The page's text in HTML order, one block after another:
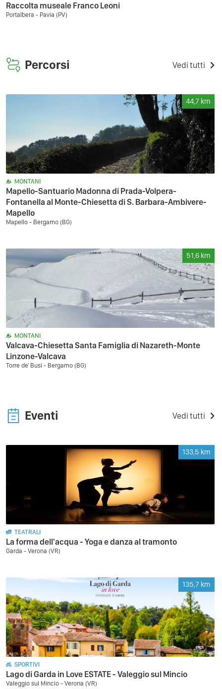
Raccolta museale Franco Leoni
Portalbera - Pavia (PV)
Percorsi Vedi tutti
44,7 km
MONTANI
Mapello-Santuario Madonna di Prada-Volpera-
Fontanella al Monte-Chiesetta di S. Barbara-Ambivere-
Mapello
Mapello - Bergamo (BG)
51,6 km
MONTANI
Valcava-Chiesetta Santa Famiglia di Nazareth-Monte
Linzone-Valcava
Torre de' Busi - Bergamo (BG)
Eventi Vedi tutti
133,5 km
TEATRALI
La forma dell'acqua - Yoga e danza al tramonto
Garda - Verona (VR)
135,7 km
SPORTIVI
Lago di Garda in Love ESTATE - Valeggio sul Mincio
Valeggio sul Mincio - Verona (VR)